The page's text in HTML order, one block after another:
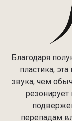
Благодаря
пластика,
звука, чем
резонирует
перепадам